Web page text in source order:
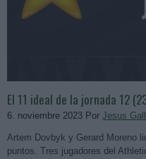
El 11 ideal de la jornada 12
6. noviembre 2023 Por Jesus
Artem Dovbyk y Gerard Moreno
puntos. Tres jugadores del